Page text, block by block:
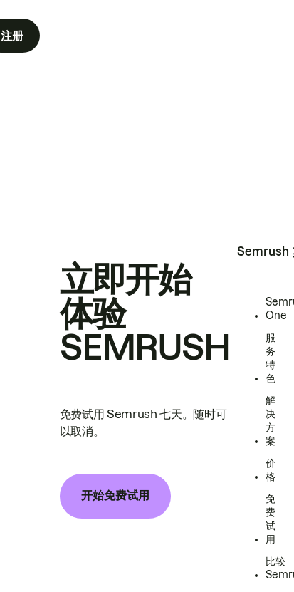
注册
立即开始
体验
SEMRUSH
免费试用 Semrush 七天。随时可
以取消。
开始免费试用
Semrush
One
服
务
特
色
解
决
方
案
价
格
免
费
试
用
比较